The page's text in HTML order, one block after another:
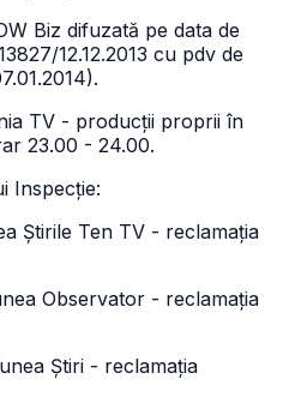
Biz difuzată pe data de
12.12.2013 cu pdv de
TV - producții proprii în
23.00 - 24.00.
Inspecție:
Știrile Ten TV - reclamația
Observator - reclamația
Știri - reclamația